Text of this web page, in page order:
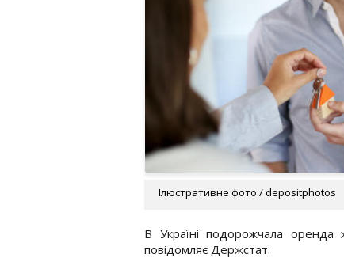
Ілюстративне фото / depositphotos
В Україні подорожчала
повідомляє Держстат.